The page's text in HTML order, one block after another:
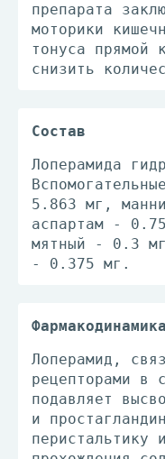
препарата
моторики
тонуса прямой
снизить
Состав
Лоперамида
5.863 мг,
аспартам -
мятный - 0.3
- 0.375 мг.
Фармакодинамика
Лоперамид,
рецепторами в
подавляет
и
перистальтику